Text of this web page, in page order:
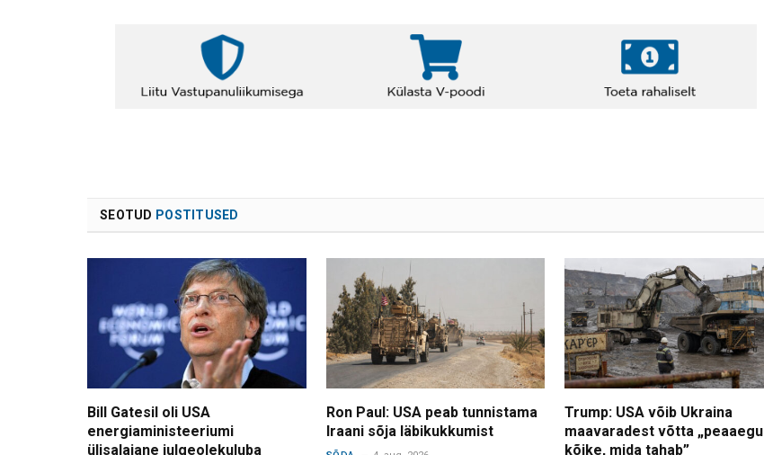
SEOTUD POSTITUSED
Bill Gatesil oli USA
energiaministeeriumi
ülisalajane julgeolekuluba
Ron Paul: USA peab tunnistama
Iraani sõja läbikukkumist
Trump: USA võib Ukraina
maavaradest võtta „peaaegu
kõike, mida tahab”